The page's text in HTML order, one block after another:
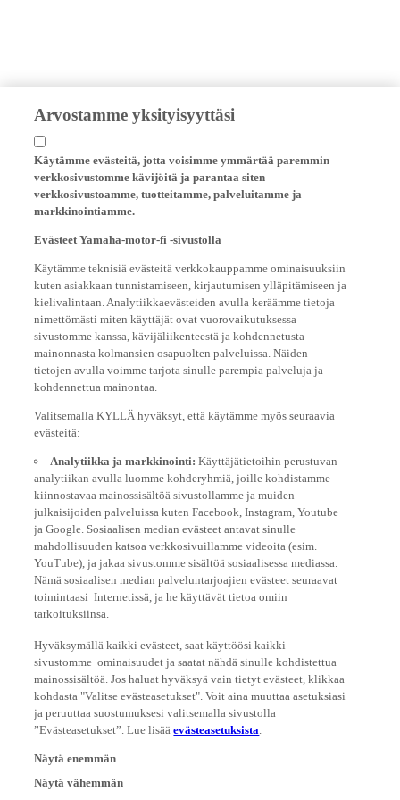
Arvostamme yksityisyyttäsi
Käytämme evästeitä, jotta voisimme ymmärtää paremmin
verkkosivustomme kävijöitä ja parantaa siten
verkkosivustoamme, tuotteitamme, palveluitamme ja
markkinointiamme.
Evästeet Yamaha-motor-fi -sivustolla
Käytämme teknisiä evästeitä verkkokauppamme ominaisuuksiin
kuten asiakkaan tunnistamiseen, kirjautumisen ylläpitämiseen ja
kielivalintaan. Analytiikkaevästeiden avulla keräämme tietoja
nimettömästi miten käyttäjät ovat vuorovaikutuksessa
sivustomme kanssa, kävijäliikenteestä ja kohdennetusta
mainonnasta kolmansien osapuolten palveluissa. Näiden
tietojen avulla voimme tarjota sinulle parempia palveluja ja
kohdennettua mainontaa.
Valitsemalla KYLLÄ hyväksyt, että käytämme myös seuraavia
evästeitä:
Analytiikka ja markkinointi:Käyttäjätietoihin perustuvan
analytiikan avulla luomme kohderyhmiä, joille kohdistamme
kiinnostavaa mainossisältöä sivustollamme ja muiden
julkaisijoiden palveluissa kuten Facebook, Instagram, Youtube
ja Google. Sosiaalisen median evästeet antavat sinulle
mahdollisuuden katsoa verkkosivuillamme videoita (esim.
YouTube), ja jakaa sivustomme sisältöä sosiaalisessa mediassa.
Nämä sosiaalisen median palveluntarjoajien evästeet seuraavat
toimintaasi Internetissä, ja he käyttävät tietoa omiin
tarkoituksiinsa.
Hyväksymällä kaikki evästeet, saat käyttöösi kaikki
sivustomme ominaisuudet ja saatat nähdä sinulle kohdistettua
mainossisältöä. Jos haluat hyväksyä vain tietyt evästeet, klikkaa
kohdasta "Valitse evästeasetukset". Voit aina muuttaa asetuksiasi
ja peruuttaa suostumuksesi valitsemalla sivustolla
”Evästeasetukset”. Lue lisää evästeasetuksista
Näytä enemmän
Näytä vähemmän